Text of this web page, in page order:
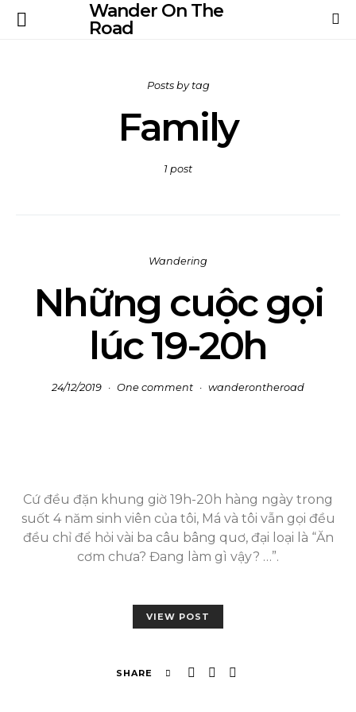
Wander On The
Road
Posts by tag
Family
1 post
Wandering
Những cuộc gọi
lúc 19-20h
24/12/2019 One comment wanderontheroad
Cứ đều đặn khung giờ 19h-20h hàng ngày trong
suốt 4 năm sinh viên của tôi, Má và tôi vẫn gọi đều
đều chỉ để hỏi vài ba câu bâng quơ, đại loại là “Ăn
cơm chưa? Đang làm gì vậy? …”.
VIEW POST
SHARE